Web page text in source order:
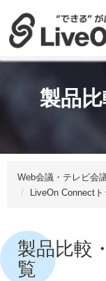
製品
Web会議・テレビ会
LiveOn Connect
製品比較
覧